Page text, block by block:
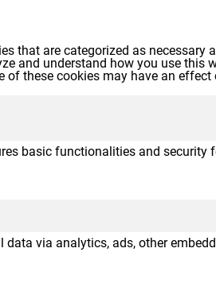
that are categorized as necessary
and understand how you use this
these cookies may have an effect
basic functionalities and security
via analytics, ads, other